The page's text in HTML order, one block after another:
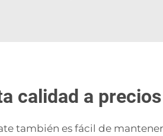
calidad a
también es fácil de